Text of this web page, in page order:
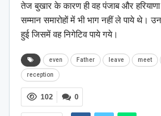
तेज बुखार के कारण ही वह पंजाब और हरियाणा
सम्मान समारोहों में भी भाग नहीं ले पाये थे।
हुई जिसमें वह निगेटिव पाये गये।
even Father leave meet
reception
0
102